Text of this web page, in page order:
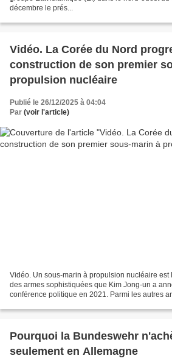
décembre le prés...
Vidéo. La Corée du Nord
construction de son premier
propulsion nucléaire
Publié le 26/12/2025 à 04:04
Par (voir l'article)
Vidéo. Un sous-marin à propulsion nucléaire est
des armes sophistiquées que Kim Jong-un a
conférence politique en 2021. Parmi les autres
Pourquoi la Bundeswehr
seulement en Allemagne